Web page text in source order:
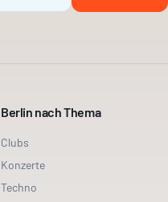
Berlin nach Thema
Clubs
Konzerte
Techno